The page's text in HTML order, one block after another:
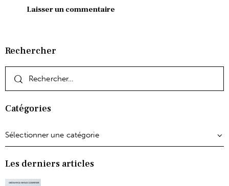
Rechercher
Catégories
Les derniers articles